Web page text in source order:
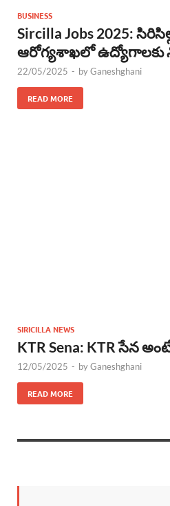
BUSINESS
Sircilla Jobs 2025:
ఆరోగ్యశాఖలో ఉద్యోగాలకు
22/05/2025 - byGaneshghani
READ MORE
SIRICILLA NEWS
KTR Sena: KTR సేన
12/05/2025 - byGaneshghani
READ MORE